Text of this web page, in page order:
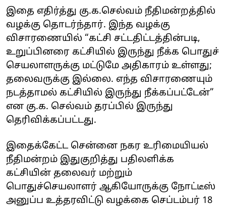
இதை எதிர்த்து கு.க.செல்வம் நீதிமன்றத்தில்
வழக்கு தொடர்ந்தார். இந்த வழக்கு
விசாரணையில் “கட்சி சட்டதிட்டத்தின்படி,
உறுப்பினரை கட்சியில் இருந்து நீக்க பொதுச்
செயலாளருக்கு மட்டுமே அதிகாரம் உள்ளது;
தலைவருக்கு இல்லை. எந்த விசாரணையும்
நடத்தாமல் கட்சியில் இருந்து நீக்கப்பட்டேன்”
என கு.க. செல்வம் தரப்பில் இருந்து
தெரிவிக்கப்பட்டது.
இதைக்கேட்ட சென்னை நகர உரிமையியல்
நீதிமன்றம் இதுகுறித்து பதிலளிக்க
கட்சியின் தலைவர் மற்றும்
பொதுச்செயலாளர் ஆகியோருக்கு நோட்டீஸ்
அனுப்ப உத்தரவிட்டு வழக்கை செப்டம்பர் 18